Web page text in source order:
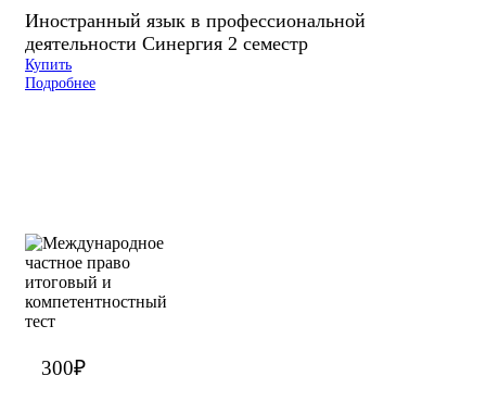
Иностранный язык в профессиональной
деятельности Синергия 2 семестр
Купить
Подробнее
300₽